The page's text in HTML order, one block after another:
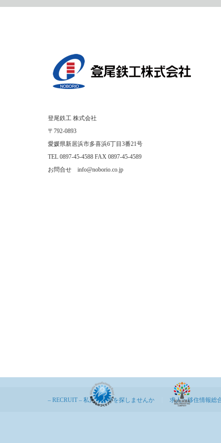
登尾鉄工 株式会社
〒792-0893
愛媛県新居浜市多喜浜6丁目3番21号
TEL 0897-45-4588 FAX 0897-45-4589
お問合せ info@noborio.co.jp
– RECRUIT – 私たちと夢を探しませんか 求人・移住情報総